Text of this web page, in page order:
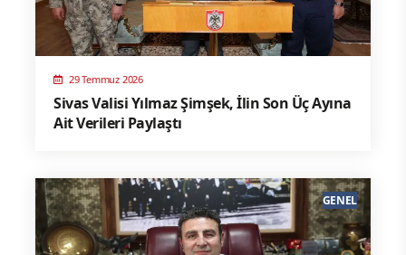
29 Temmuz 2026
Sivas Valisi Yılmaz Şimşek, İlin Son Üç Ayına
Ait Verileri Paylaştı
GENEL